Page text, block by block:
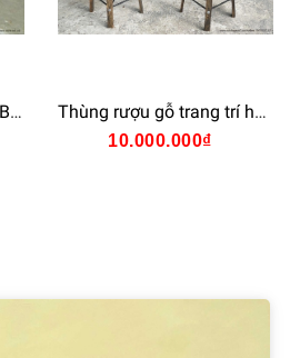
Thùng gỗ trang trí quán Bar Thùng rượu gỗ trang trí hầm rượu
10.000.000₫